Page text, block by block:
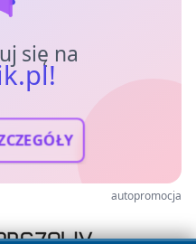
się na
autopromocja